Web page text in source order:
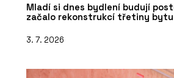
Mladí si dnes bydlení budují
začalo rekonstrukcí třetiny bytu
3. 7. 2026